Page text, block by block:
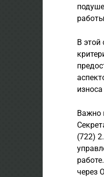
В этой
Важно
(722)
через